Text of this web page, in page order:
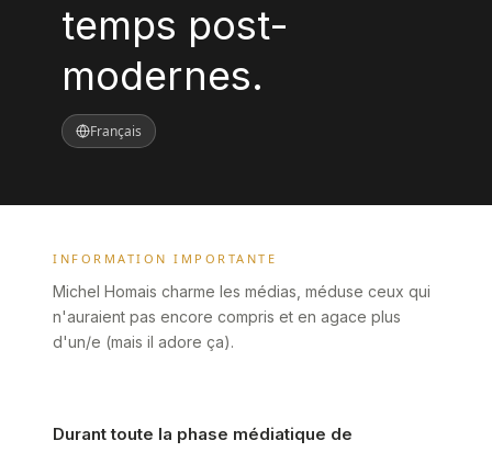
temps post-
modernes.
Français
INFORMATION IMPORTANTE
Michel Homais charme les médias, méduse ceux qui
n'auraient pas encore compris et en agace plus
d'un/e (mais il adore ça).
Durant toute la phase médiatique de